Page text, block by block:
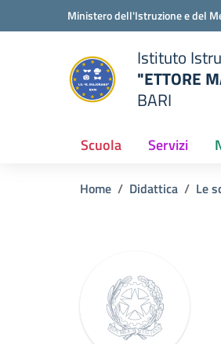
Vai ai contenuti
Vai al menu di navigazioneMinistero dell'Istruzione e del
scuola
Istituto
"ETTORE
BARI
Scuola Servizi
Home Didattica Le